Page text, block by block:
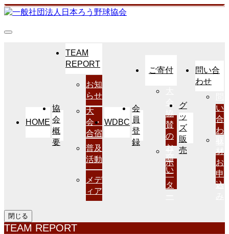
HOME
協
会
概
要
TEAM
REPORT
お知
らせ
大
会・
合宿
普及
活動
メデ
ィア
WDBC
会
員
登
録
ご寄付
協
賛
の
お
願
い
ポ
ー
タ
グ
ッ
ズ
販
売
問い合
わせ
い
合
わ
材
お
申
込
閉じる
TEAM REPORT